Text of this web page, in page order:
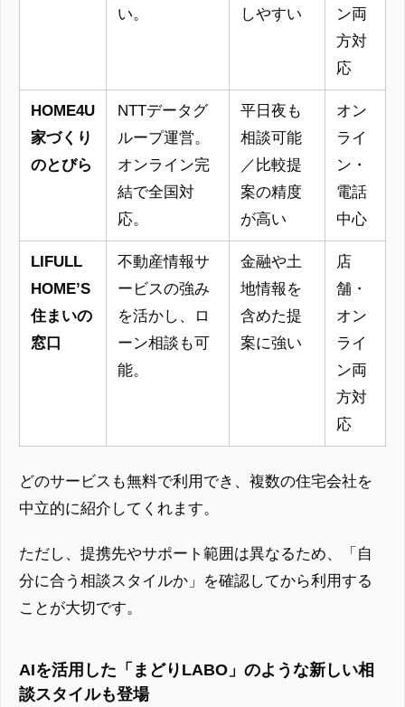
い。
しやすい
ン両
方対
応
HOME4U
家づくり
のとびら
NTTデータグ
ループ運営。
オンライン完
結で全国対
応。
平日夜も
相談可能
／比較提
案の精度
が高い
オン
ライ
ン・
電話
中心
LIFULL
HOME’S
住まいの
窓口
不動産情報サ
ービスの強み
を活かし、ロ
ーン相談も可
能。
金融や土
地情報を
含めた提
案に強い
店
舗・
オン
ライ
ン両
方対
応
どのサービスも無料で利用でき、複数の住宅会社を
中立的に紹介してくれます。
ただし、提携先やサポート範囲は異なるため、「自
分に合う相談スタイルか」を確認してから利用する
ことが大切です。
AIを活用した「まどりLABO」のような新しい相
談スタイルも登場